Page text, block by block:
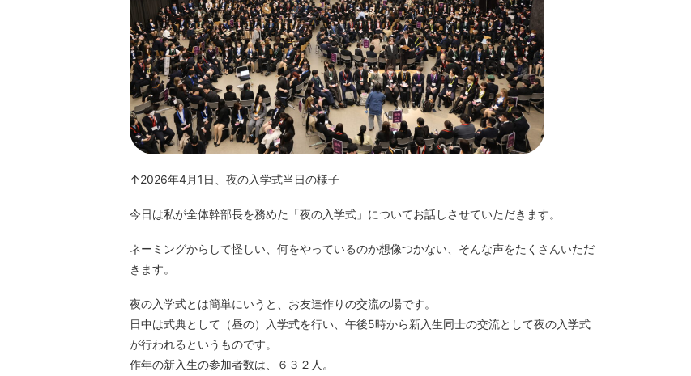
↑2026年4⽉1⽇、夜の⼊学式当⽇の様⼦
今⽇は私が全体幹部⻑を務めた「夜の⼊学式」についてお話しさせていただきます。
ネーミングからして怪しい、何をやっているのか想像つかない、そんな声をたくさんいただ
きます。
夜の⼊学式とは簡単にいうと、お友達作りの交流の場です。
⽇中は式典として（昼の）⼊学式を⾏い、午後5時から新⼊⽣同⼠の交流として夜の⼊学式
が⾏われるというものです。
作年の新⼊⽣の参加者数は、６３２⼈。